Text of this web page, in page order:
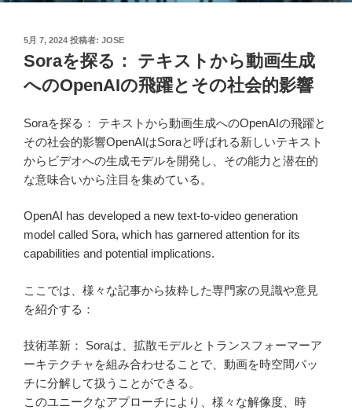
投
稿
日:
5月 7, 2024 投稿者: JOSE
Soraを探る： テキストから動画生成
へのOpenAIの飛躍とその社会的影響
Soraを探る： テキストから動画生成へのOpenAIの飛躍と
その社会的影響OpenAIはSoraと呼ばれる新しいテキスト
からビデオへの生成モデルを開発し、その能力と潜在的
な意味合いから注目を集めている。
OpenAI has developed a new text-to-video generation
model called Sora, which has garnered attention for its
capabilities and potential implications.
ここでは、様々な記事から抜粋した専門家の見識や意見
を紹介する：
技術革新： Soraは、拡散モデルとトランスフォーマーア
ーキテクチャを組み合わせることで、動画を時空間パッ
チに分解して扱うことができる。
このユニークなアプローチにより、様々な解像度、時